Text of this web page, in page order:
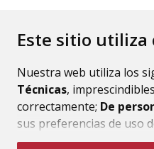
Este sitio utiliza
Nuestra web utiliza los
Técnicas,
correctamente; De
sus preferencias de uso
mejorar el